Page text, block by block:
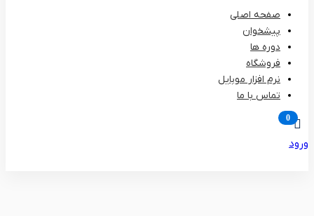
صفحه اصلی
پیشخوان
دوره ها
فروشگاه
نرم افزار موبایل
تماس با ما
ورود